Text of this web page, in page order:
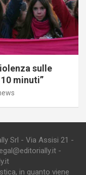
sulle
minuti”
Srl - Via Assisi 21 -
-
in quanto viene